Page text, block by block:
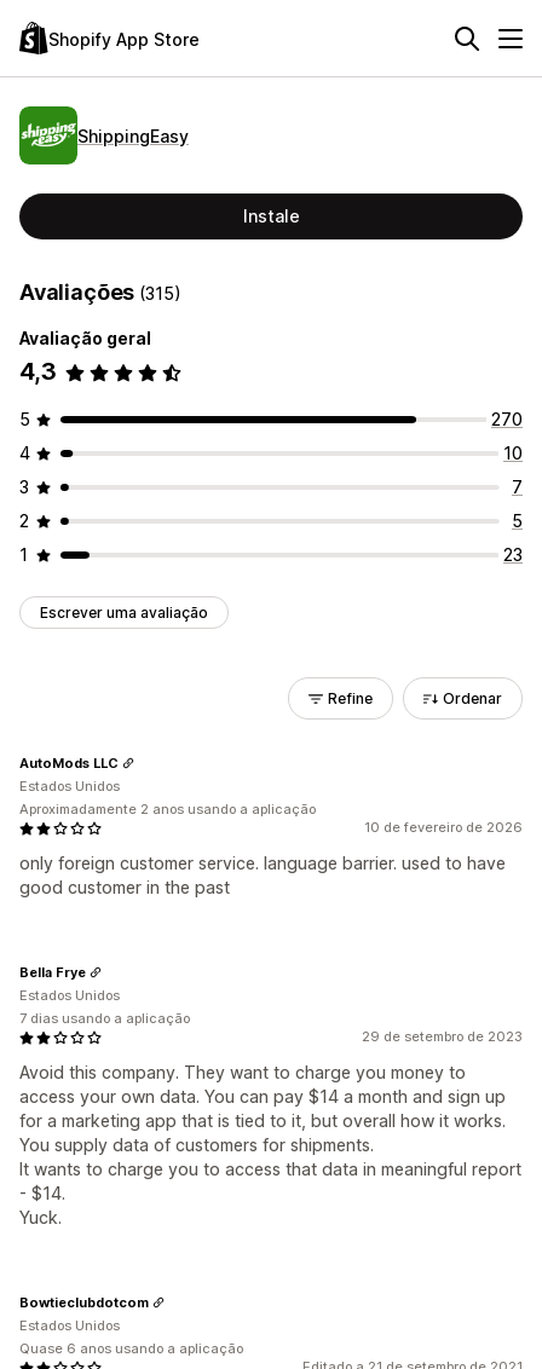
Shopify App Store
ShippingEasy
Instale
Avaliações (315)
Avaliação geral
4,3
5
270
4
10
3
7
2
5
1
23
Escrever uma avaliação
Refine Ordenar
10 de fevereiro de 2026
only foreign customer service. language barrier. used to have
good customer in the past
AutoMods LLC
Estados Unidos
Aproximadamente 2 anos usando a aplicação
29 de setembro de 2023
Avoid this company. They want to charge you money to
access your own data. You can pay $14 a month and sign up
for a marketing app that is tied to it, but overall how it works.
You supply data of customers for shipments.
It wants to charge you to access that data in meaningful report
- $14.
Yuck.
Bella Frye
Estados Unidos
7 dias usando a aplicação
Bowtieclubdotcom
Estados Unidos
Quase 6 anos usando a aplicação